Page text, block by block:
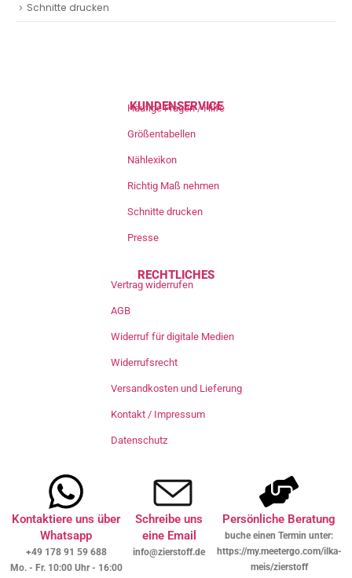
Schnitte drucken
KUNDENSERVICE
Häufige Fragen / Hilfe
Größentabellen
Nählexikon
Richtig Maß nehmen
Schnitte drucken
Presse
RECHTLICHES
Vertrag widerrufen
AGB
Widerruf für digitale Medien
Widerrufsrecht
Versandkosten und Lieferung
Kontakt / Impressum
Datenschutz
Kontaktiere uns über
Whatsapp
+49 178 91 59 688
Mo. - Fr. 10:00 Uhr - 16:00
Schreibe uns
eine Email
info@zierstoff.de
Persönliche Beratung
buche einen Termin unter:
https://my.meetergo.com/ilka-
meis/zierstoff